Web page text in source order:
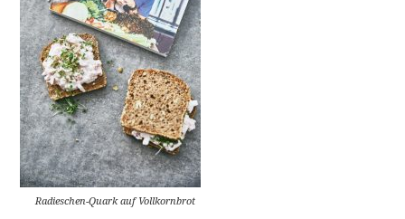
Radieschen-Quark auf Vollkornbrot